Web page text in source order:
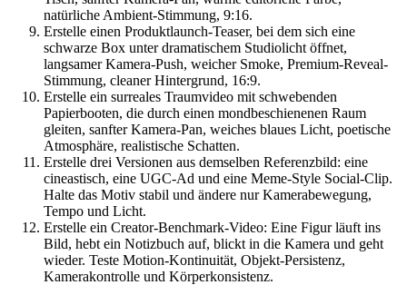
natürliche Ambient-Stimmung, 9:16.
Erstelle einen Produktlaunch-Teaser, bei dem sich eine
schwarze Box unter dramatischem Studiolicht öffnet,
langsamer Kamera-Push, weicher Smoke, Premium-Reveal-
Stimmung, cleaner Hintergrund, 16:9.
Erstelle ein surreales Traumvideo mit schwebenden
Papierbooten, die durch einen mondbeschienenen Raum
gleiten, sanfter Kamera-Pan, weiches blaues Licht, poetische
Atmosphäre, realistische Schatten.
Erstelle drei Versionen aus demselben Referenzbild: eine
cineastisch, eine UGC-Ad und eine Meme-Style Social-Clip.
Halte das Motiv stabil und ändere nur Kamerabewegung,
Tempo und Licht.
Erstelle ein Creator-Benchmark-Video: Eine Figur läuft ins
Bild, hebt ein Notizbuch auf, blickt in die Kamera und geht
wieder. Teste Motion-Kontinuität, Objekt-Persistenz,
Kamerakontrolle und Körperkonsistenz.